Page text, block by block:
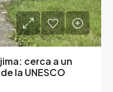
cerca a un
la UNESCO